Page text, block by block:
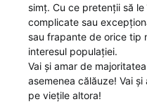
simț. Cu ce pretenții să
complicate sau
sau frapante de orice tip
interesul populației.
Vai și amar de
asemenea călăuze! Vai
pe viețile altora!